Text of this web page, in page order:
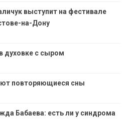
выступит на фестивале
на-Дону
духовке с сыром
повторяющиеся сны
Бабаева: есть ли у синдрома